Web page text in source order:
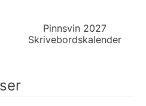
Pinnsvin 2027
Skrivebordskalender